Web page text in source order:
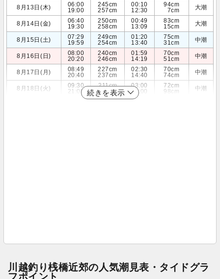
8月13日(木)
06:00
19:00
245cm
257cm
00:10
12:30
94cm
7cm
大潮
8月14日(金)
06:40
19:30
250cm
258cm
00:49
13:09
83cm
15cm
大潮
8月15日(土)
07:29
19:59
249cm
254cm
01:20
13:40
75cm
31cm
中潮
8月16日(日)
08:00
20:20
240cm
246cm
01:59
14:19
70cm
51cm
中潮
8月17日(月)
08:49
20:40
227cm
237cm
02:30
14:40
70cm
74cm
中潮
8月18日(火)
09:30
21:00
211cm
226cm
03:00
15:00
72cm
98cm
中潮
続きを表示
川越釣り桟橋近郊の人気潮見表・タイドグラ
フポイント